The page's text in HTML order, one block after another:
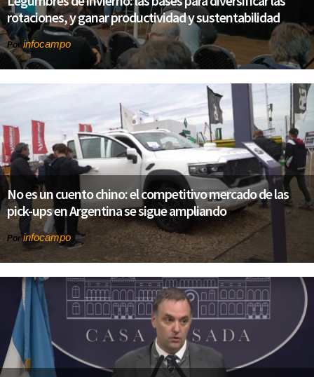
rotaciones, y ganar productividad y sustentabilidad
Por infocampo
No es un cuento chino: el competitivo mercado de las
pick-ups en Argentina se sigue ampliando
Por infocampo